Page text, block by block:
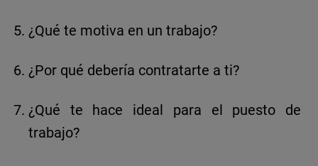
¿Qué te motiva en un trabajo?
¿Por qué debería contratarte a ti?
¿Qué te hace ideal para el puesto de
trabajo?